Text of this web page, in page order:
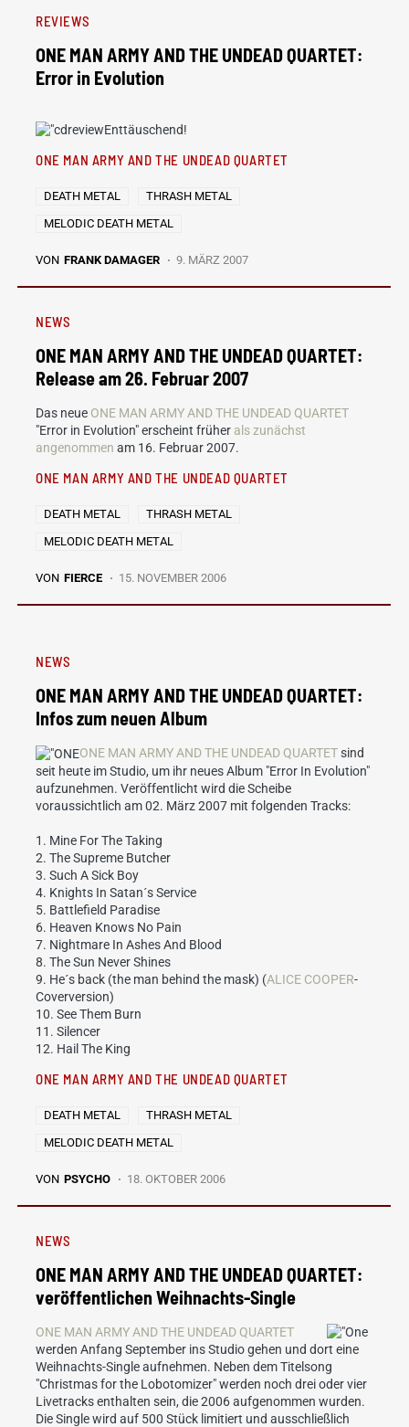
REVIEWS
ONE MAN ARMY AND THE UNDEAD QUARTET:
Error in Evolution
Enttäuschend!
ONE MAN ARMY AND THE UNDEAD QUARTET
DEATH METAL
THRASH METAL
MELODIC DEATH METAL
VON FRANK DAMAGER 9. MÄRZ 2007
NEWS
ONE MAN ARMY AND THE UNDEAD QUARTET:
Release am 26. Februar 2007
Das neue ONE MAN ARMY AND THE UNDEAD QUARTET
"Error in Evolution" erscheint früher als zunächst
angenommen am 16. Februar 2007.
ONE MAN ARMY AND THE UNDEAD QUARTET
DEATH METAL
THRASH METAL
MELODIC DEATH METAL
VON FIERCE 15. NOVEMBER 2006
NEWS
ONE MAN ARMY AND THE UNDEAD QUARTET:
Infos zum neuen Album
ONE MAN ARMY AND THE UNDEAD QUARTETsind
seit heute im Studio, um ihr neues Album "Error In Evolution"
aufzunehmen. Veröffentlicht wird die Scheibe
voraussichtlich am 02. März 2007 mit folgenden Tracks:
1. Mine For The Taking
2. The Supreme Butcher
3. Such A Sick Boy
4. Knights In Satan´s Service
5. Battlefield Paradise
6. Heaven Knows No Pain
7. Nightmare In Ashes And Blood
8. The Sun Never Shines
9. He´s back (the man behind the mask) (ALICE COOPER-
Coverversion)
10. See Them Burn
11. Silencer
12. Hail The King
ONE MAN ARMY AND THE UNDEAD QUARTET
DEATH METAL
THRASH METAL
MELODIC DEATH METAL
VON PSYCHO 18. OKTOBER 2006
NEWS
ONE MAN ARMY AND THE UNDEAD QUARTET:
veröffentlichen Weihnachts-Single
ONE MAN ARMY AND THE UNDEAD QUARTET
werden Anfang September ins Studio gehen und dort eine
Weihnachts-Single aufnehmen. Neben dem Titelsong
"Christmas for the Lobotomizer" werden noch drei oder vier
Livetracks enthalten sein, die 2006 aufgenommen wurden.
Die Single wird auf 500 Stück limitiert und ausschließlich